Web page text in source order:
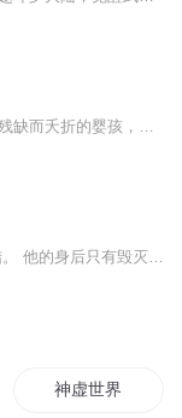
神虚世界